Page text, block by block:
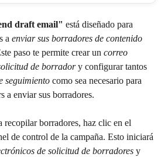
draft email" está diseñado para
a enviar sus borradores de contenido
paso te permite crear un correo
de borrador y configurar tantos
seguimiento como sea necesario para
a enviar sus borradores.
recopilar borradores, haz clic en el
de control de la campaña. Esto iniciará
de solicitud de borradores y